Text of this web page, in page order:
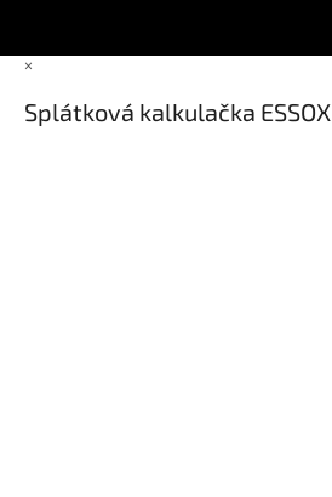
×
Splátková kalkulačka ESSOX